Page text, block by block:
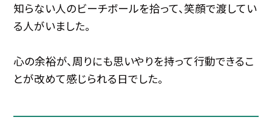
知らない人のビーチボールを拾って、笑顔で渡してい
る人がいました。
心の余裕が、周りにも思いやりを持って行動できるこ
とが改めて感じられる日でした。